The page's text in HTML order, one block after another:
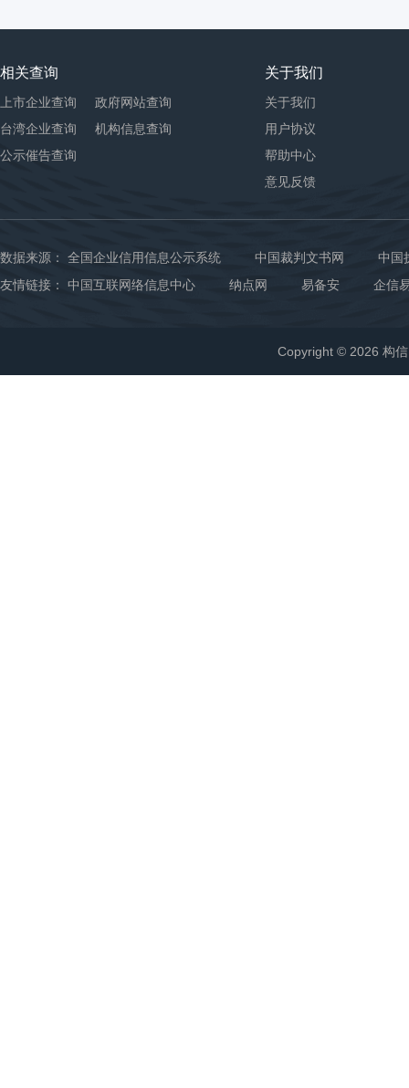
相关查询
上市企业查询
台湾企业查询
公示催告查询
政府网站查询
机构信息查询
关于我们
关于我们
用户协议
帮助中心
意见反馈
数据来源： 全国企业信用信息公示系统 中国裁判文书网
中国
友情链接： 中国互联网络信息中心 纳点网 易备安 企信
Copyright © 2026 构